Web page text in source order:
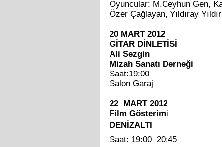
Oyuncular: M.Ceyhun Gen,
Özer Çağlayan, Yıldıray
20 MART 2012
GİTAR DİNLETİSİ
Ali Sezgin
Mizah Sanatı Derneği
Saat:19:00
Salon Garaj
22 MART 2012
Film Gösterimi
DENİZALTI
Saat: 19:00  20:45